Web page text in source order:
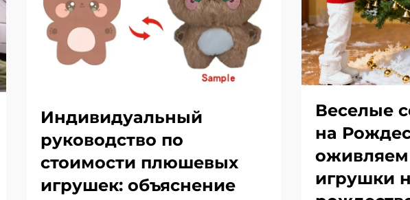
Индивидуальный
руководство по
стоимости плюшевых
игрушек: объяснение
Веселые
на
игрушки